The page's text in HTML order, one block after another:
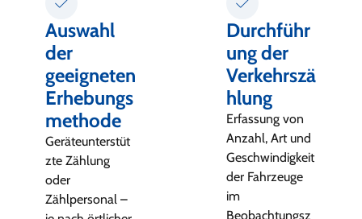
Auswahl
der
geeigneten
Erhebungs
methode
Geräteunterstüt
zte Zählung
oder
Zählpersonal –
Durchführ
ung der
Verkehrszä
hlung
Erfassung von
Anzahl, Art und
Geschwindigkeit
der Fahrzeuge
im
Beobachtungsz